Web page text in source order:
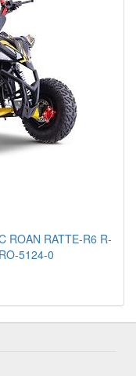
ROAN RATTE-R6 R-
5124-0